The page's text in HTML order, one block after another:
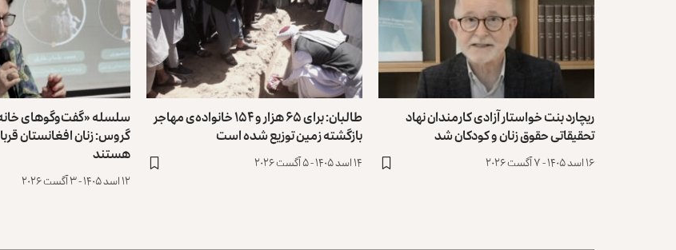
ریچارد بنت خواستار آزادی کارمندان نهاد
تحقیقاتی حقوق زنان و کودکان شد
۱۶ اسد ۱۴۰۵ - ۷ آگست ۲۰۲۶
طالبان: برای ۶۵ هزار و ۱۵۴ خانواده‌ی مهاجر
بازگشته زمین توزیع ‏شده است
۱۴ اسد ۱۴۰۵ - ۵ آگست ۲۰۲۶
سلسله «گفت‌وگوهای خانه
گروس: زنان افغانستان
هستند
۱۲ اسد ۱۴۰۵ - ۳ آگست ۲۰۲۶